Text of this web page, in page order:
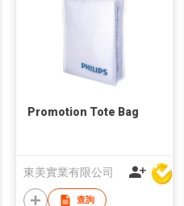
Promotion Tote Bag
東美實業有限公司
查詢